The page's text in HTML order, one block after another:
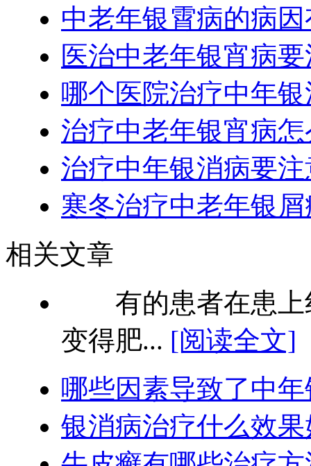
中老年银霄病的病
医治中老年银宵病
哪个医院治疗中年
治疗中老年银宵病
治疗中年银消病要
寒冬治疗中老年银
相关文章
有的患者在患上
变得肥... [阅读全文]
哪些因素导致了中
银消病治疗什么效果